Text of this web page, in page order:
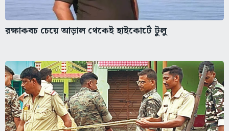
রক্ষাকবচ চেয়ে আড়াল থেকেই হাইকোর্টে টুলু